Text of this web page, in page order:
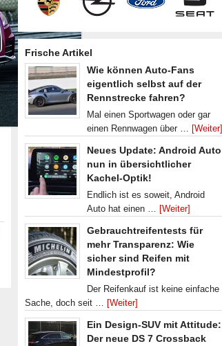
Frische Artikel
Wie können Auto-Fans
eigentlich selbst auf der
Rennstrecke fahren?
Mal einen Sportwagen oder gar
einen Rennwagen über … [Weiter]
Neues Update: Android Auto
nun in übersichtlicher
Kachel-Optik!
Endlich ist es soweit, Android
Auto hat einen … [Weiter]
Gebrauchtreifentests für
mehr Transparenz: Wie
sicher sind Reifen mit
Mindestprofil?
Der Reifenkauf ist keine einfache
Sache, doch seit … [Weiter]
Ein Design-SUV mit Attitude:
Der neue DS 7 Crossback